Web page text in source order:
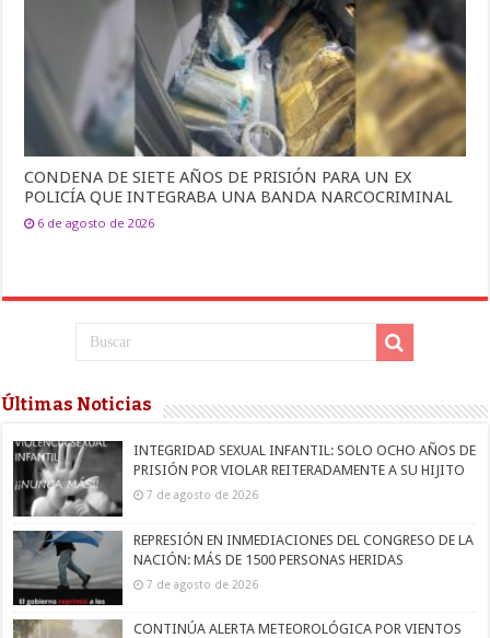
CONDENA DE SIETE AÑOS DE PRISIÓN PARA UN EX
POLICÍA QUE INTEGRABA UNA BANDA NARCOCRIMINAL
6 de agosto de 2026
Últimas Noticias
INTEGRIDAD SEXUAL INFANTIL: SOLO OCHO AÑOS DE
PRISIÓN POR VIOLAR REITERADAMENTE A SU HIJITO
7 de agosto de 2026
REPRESIÓN EN INMEDIACIONES DEL CONGRESO DE LA
NACIÓN: MÁS DE 1500 PERSONAS HERIDAS
7 de agosto de 2026
CONTINÚA ALERTA METEOROLÓGICA POR VIENTOS